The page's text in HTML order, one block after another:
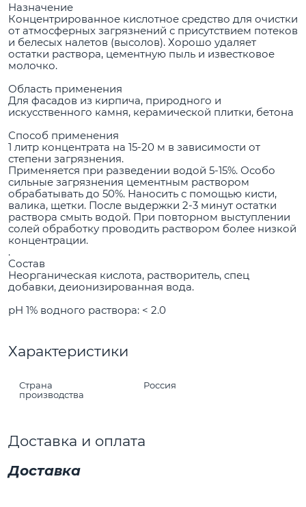
Назначение
Концентрированное кислотное средство для очистки
от атмосферных загрязнений с присутствием потеков
и белесых налетов (высолов). Хорошо удаляет
остатки раствора, цементную пыль и известковое
молочко.
Область применения
Для фасадов из кирпича, природного и
искусственного камня, керамической плитки, бетона
Способ применения
1 литр концентрата на 15-20 м в зависимости от
степени загрязнения.
Применяется при разведении водой 5-15%. Особо
сильные загрязнения цементным раствором
обрабатывать до 50%. Наносить с помощью кисти,
валика, щетки. После выдержки 2-3 минут остатки
раствора смыть водой. При повторном выступлении
солей обработку проводить раствором более низкой
концентрации.
.
Состав
Неорганическая кислота, растворитель, спец
добавки, деионизированная вода.
рН 1% водного раствора: < 2.0
Характеристики
Страна
производства
Россия
Доставка и оплата
Доставка